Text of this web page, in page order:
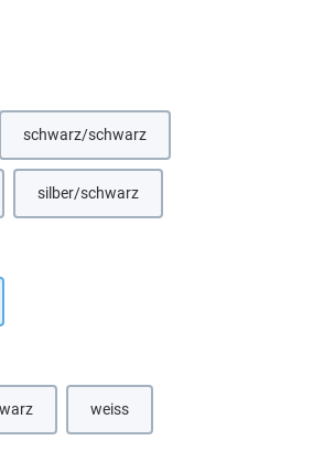
schwarz/schwarz(Diese Option ist zurzeit nicht
ist zurzeit nicht verfügbar.)
silber/schwarz(Diese Option ist zurzeit nicht
(Diese Option ist zurzeit nicht verfügbar.)
weiss(Diese Option ist zurzeit nicht